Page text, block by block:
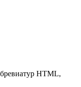
HTML,